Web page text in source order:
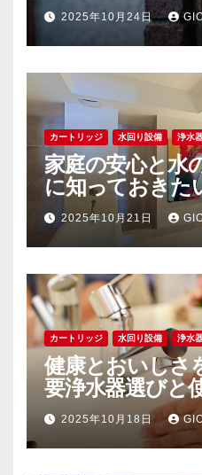
2025年10月24日
カートリッジ 水回り設備 浄水
家庭の安心と水
に知っておきた
方と活用術
2025年10月21日
カートリッジ 水回り設備 浄水
健康とおいしさ
要浄水器選びと
2025年10月18日